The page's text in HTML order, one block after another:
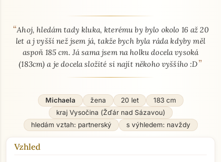
O mně - seznamka profil
“Ahoj, hledám tady kluka, kterému by bylo okolo 16 až 20
let a j vyšší než jsem já, takže bych byla ráda kdyby měl
aspoň 185 cm. Já sama jsem na holku docela vysoká
(183cm) a je docela složité si najít někoho vyššího :D”
Michaela žena 20 let
183 cm
kraj Vysočina (Žďár nad Sázavou)
hledám vztah: partnerský
s výhledem: navždy
Vzhled